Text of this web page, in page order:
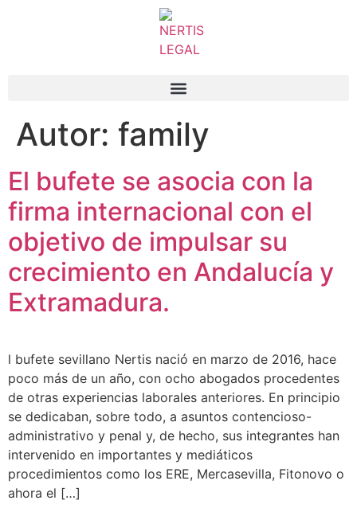
Autor: family
El bufete se asocia con la
firma internacional con el
objetivo de impulsar su
crecimiento en Andalucía y
Extramadura.
l bufete sevillano Nertis nació en marzo de 2016, hace
poco más de un año, con ocho abogados procedentes
de otras experiencias laborales anteriores. En principio
se dedicaban, sobre todo, a asuntos contencioso-
administrativo y penal y, de hecho, sus integrantes han
intervenido en importantes y mediáticos
procedimientos como los ERE, Mercasevilla, Fitonovo o
ahora el […]